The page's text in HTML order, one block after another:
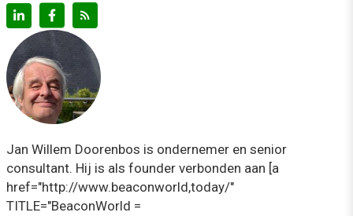
Jan Willem Doorenbos is ondernemer en senior
consultant. Hij is als founder verbonden aan [a
href="http://www.beaconworld,today/"
TITLE="BeaconWorld =